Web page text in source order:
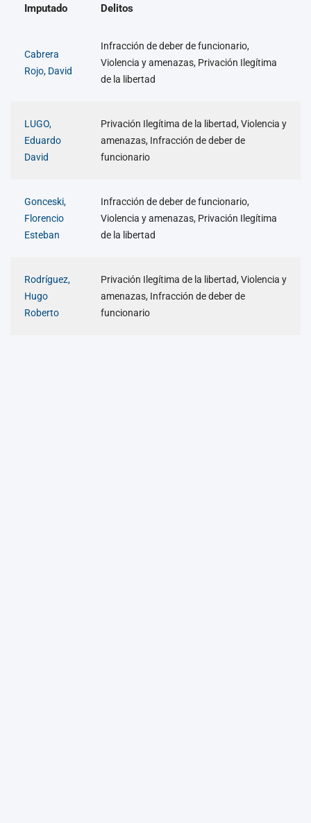
Imputado Delitos
Cabrera
Rojo, David
Infracción de deber de funcionario,
Violencia y amenazas, Privación Ilegítima
de la libertad
LUGO,
Eduardo
David
Privación Ilegítima de la libertad, Violencia y
amenazas, Infracción de deber de
funcionario
Gonceski,
Florencio
Esteban
Infracción de deber de funcionario,
Violencia y amenazas, Privación Ilegítima
de la libertad
Rodríguez,
Hugo
Roberto
Privación Ilegítima de la libertad, Violencia y
amenazas, Infracción de deber de
funcionario